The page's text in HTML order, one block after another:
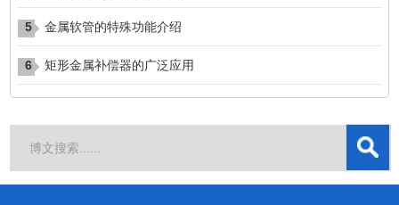
5 金属软管的特殊功能介绍
6 矩形金属补偿器的广泛应用